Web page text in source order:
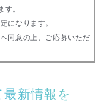
す。
になります。
同意の上、ご応募いただ
新情報を